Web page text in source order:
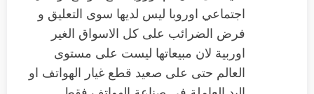
اجتماعي اوروبا ليس لديها سوى التعليق و
فرض الضرائب على كل الاسواق الغير
اوربية لان مبيعاتها ليست على مستوى
العالم حتى على صعيد قطع غيار الهواتف او